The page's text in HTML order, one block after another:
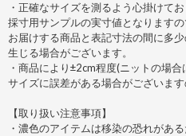
・正確なサイズを測るよう心掛けてお
採寸用サンプルの実寸値となりますの
お届けする商品と表記寸法の間に多
生じる場合がございます。
・商品により±2cm程度(ニットの場
サイズに誤差がある場合がございます
【取り扱い注意事項】
・濃色のアイテムは移染の恐れがある